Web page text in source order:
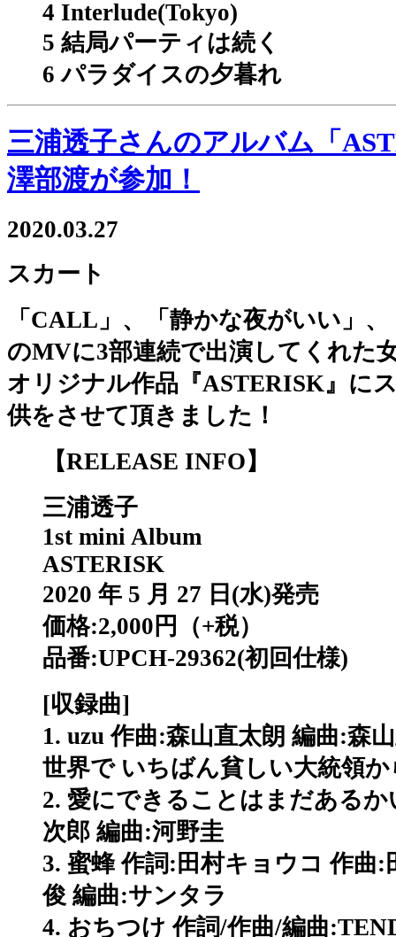
4 Interlude(Tokyo)
5 結局パーティは続く
6 パラダイスの夕暮れ
三浦透子さんのアルバム「
澤部渡が参加！
2020.03.27
スカート
「CALL」、「静かな夜がいい」
のMVに3部連続で出演してくれた
オリジナル作品『ASTERISK』に
供をさせて頂きました！
【RELEASE INFO】
三浦透子
1st mini Album
ASTERISK
2020 年 5 月 27 日(水)発売
価格:2,000円（+税）
品番:UPCH-29362(初回仕様)
[収録曲]
1. uzu 作曲:森山直太朗 編曲:森
世界で いちばん貧しい大統領
2. 愛にできることはまだある
次郎 編曲:河野圭
3. 蜜蜂 作詞:田村キョウコ 作曲
俊 編曲:サンタラ
4. おちつけ 作詞/作曲/編曲